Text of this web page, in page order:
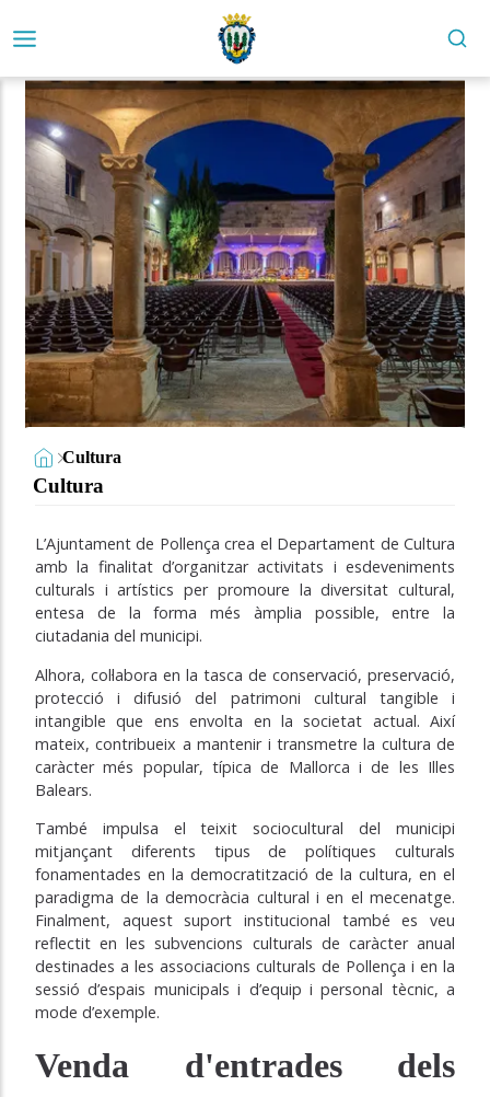
Cultura
Cultura
L’Ajuntament de Pollença crea el Departament de Cultura
amb la finalitat d’organitzar activitats i esdeveniments
culturals i artístics per promoure la diversitat cultural,
entesa de la forma més àmplia possible, entre la
ciutadania del municipi.
Alhora, col·labora en la tasca de conservació, preservació,
protecció i difusió del patrimoni cultural tangible i
intangible que ens envolta en la societat actual. Així
mateix, contribueix a mantenir i transmetre la cultura de
caràcter més popular, típica de Mallorca i de les Illes
Balears.
També impulsa el teixit sociocultural del municipi
mitjançant diferents tipus de polítiques culturals
fonamentades en la democratització de la cultura, en el
paradigma de la democràcia cultural i en el mecenatge.
Finalment, aquest suport institucional també es veu
reflectit en les subvencions culturals de caràcter anual
destinades a les associacions culturals de Pollença i en la
sessió d’espais municipals i d’equip i personal tècnic, a
mode d’exemple.
Venda d'entrades dels